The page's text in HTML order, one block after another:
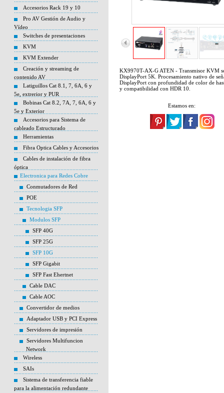
Accesorios Rack 19 y 10
Pro AV Gestión de Audio y
Vídeo
Switches de presentaciones
KVM
KVM Extender
Creación y streaming de
contenido AV
Latiguillos Cat 8.1, 7, 6A, 6 y
5e, extrerior y PUR
Bobinas Cat 8.2, 7A, 7, 6A, 6 y
5e y Exterior
Accesorios para Sistema de
cableado Estructurado
Herramientas
Fibra Optica Cables y Accesorios
Cables de instalación de fibra
óptica
Electronica para Redes Cobre
Conmutadores de Red
POE
Tecnologia SFP
Modulos SFP
SFP 40G
SFP 25G
SFP 10G
SFP Gigabit
SFP Fast Ehertnet
Cable DAC
Cable AOC
Convertidor de medios
Adaptador USB y PCI Express
Servidores de impresión
Servidores Multifuncion
Network
Wireless
SAIs
Sistema de transferencia fiable
para la alimentación redundante
KX9970T-AX-G ATEN - Transmisor KVM
DisplayPort 5K. Procesamiento nativo de
DisplayPort con profundidad de color de
y compatibilidad con HDR 10.
Estamos en: